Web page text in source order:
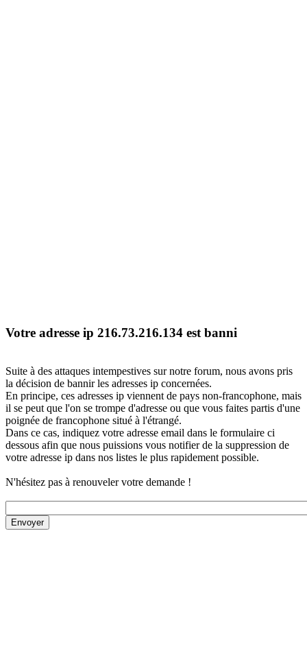
Votre adresse ip 216.73.216.134 est banni
Suite à des attaques intempestives sur notre forum, nous avons pris
la décision de bannir les adresses ip concernées.
En principe, ces adresses ip viennent de pays non-francophone, mais
il se peut que l'on se trompe d'adresse ou que vous faites partis d'une
poignée de francophone situé à l'étrangé.
Dans ce cas, indiquez votre adresse email dans le formulaire ci
dessous afin que nous puissions vous notifier de la suppression de
votre adresse ip dans nos listes le plus rapidement possible.
N'hésitez pas à renouveler votre demande !